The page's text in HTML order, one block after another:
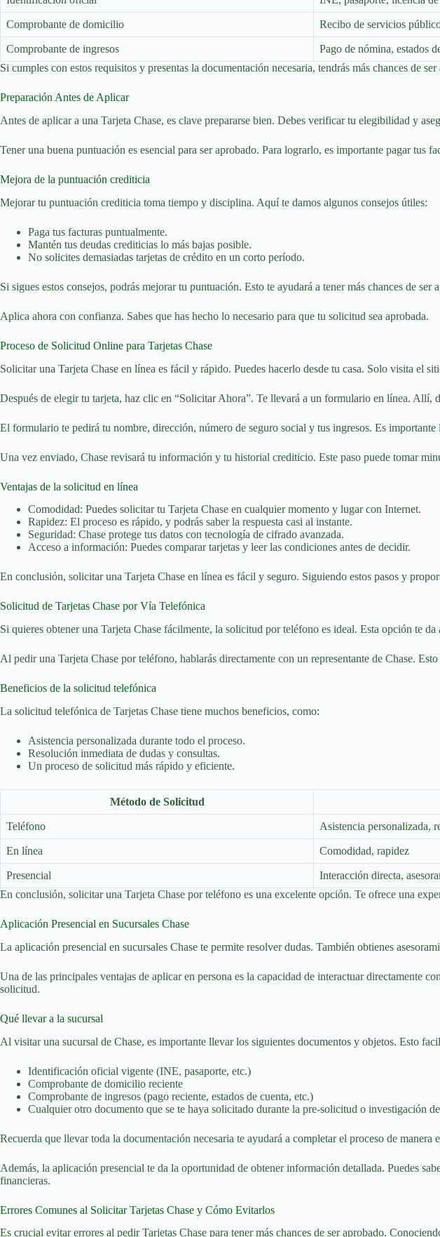
Comprobante de domicilio Recibo de servicios
Comprobante de ingresos Pago de nómina, estados
Si cumples con estos requisitos y presentas la documentación necesaria, tendrás más chances de
Preparación Antes de Aplicar
Antes de aplicar a una Tarjeta Chase, es clave prepararse bien. Debes verificar tu elegibilidad y
Tener una buena puntuación es esencial para ser aprobado. Para lograrlo, es importante pagar tus
Mejora de la puntuación crediticia
Mejorar tu puntuación crediticia toma tiempo y disciplina. Aquí te damos algunos consejos útiles:
Paga tus facturas puntualmente.
Mantén tus deudas crediticias lo más bajas posible.
No solicites demasiadas tarjetas de crédito en un corto período.
Si sigues estos consejos, podrás mejorar tu puntuación. Esto te ayudará a tener más chances de
Aplica ahora con confianza. Sabes que has hecho lo necesario para que tu solicitud sea aprobada.
Proceso de Solicitud Online para Tarjetas Chase
Solicitar una Tarjeta Chase en línea es fácil y rápido. Puedes hacerlo desde tu casa. Solo visita el
Después de elegir tu tarjeta, haz clic en “Solicitar Ahora”. Te llevará a un formulario en línea. Allí,
El formulario te pedirá tu nombre, dirección, número de seguro social y tus ingresos. Es importante
Una vez enviado, Chase revisará tu información y tu historial crediticio. Este paso puede tomar
Ventajas de la solicitud en línea
Comodidad: Puedes solicitar tu Tarjeta Chase en cualquier momento y lugar con Internet.
Rapidez: El proceso es rápido, y podrás saber la respuesta casi al instante.
Seguridad: Chase protege tus datos con tecnología de cifrado avanzada.
Acceso a información: Puedes comparar tarjetas y leer las condiciones antes de decidir.
En conclusión, solicitar una Tarjeta Chase en línea es fácil y seguro. Siguiendo estos pasos y
Solicitud de Tarjetas Chase por Vía Telefónica
Si quieres obtener una Tarjeta Chase fácilmente, la solicitud por teléfono es ideal. Esta opción te
Al pedir una Tarjeta Chase por teléfono, hablarás directamente con un representante de Chase.
Beneficios de la solicitud telefónica
La solicitud telefónica de Tarjetas Chase tiene muchos beneficios, como:
Asistencia personalizada durante todo el proceso.
Resolución inmediata de dudas y consultas.
Un proceso de solicitud más rápido y eficiente.
Método de Solicitud
Teléfono Asistencia personalizada,
En línea Comodidad, rapidez
Presencial Interacción directa,
En conclusión, solicitar una Tarjeta Chase por teléfono es una excelente opción. Te ofrece una
Aplicación Presencial en Sucursales Chase
La aplicación presencial en sucursales Chase te permite resolver dudas. También obtienes
Una de las principales ventajas de aplicar en persona es la capacidad de interactuar directamente
solicitud.
Qué llevar a la sucursal
Al visitar una sucursal de Chase, es importante llevar los siguientes documentos y objetos. Esto
Identificación oficial vigente (INE, pasaporte, etc.)
Comprobante de domicilio reciente
Comprobante de ingresos (pago reciente, estados de cuenta, etc.)
Cualquier otro documento que se te haya solicitado durante la pre-solicitud o investigación
Recuerda que llevar toda la documentación necesaria te ayudará a completar el proceso de manera
Además, la aplicación presencial te da la oportunidad de obtener información detallada. Puedes
financieras.
Errores Comunes al Solicitar Tarjetas Chase y Cómo Evitarlos
Es crucial evitar errores al pedir Tarjetas Chase para tener más chances de ser aprobado.